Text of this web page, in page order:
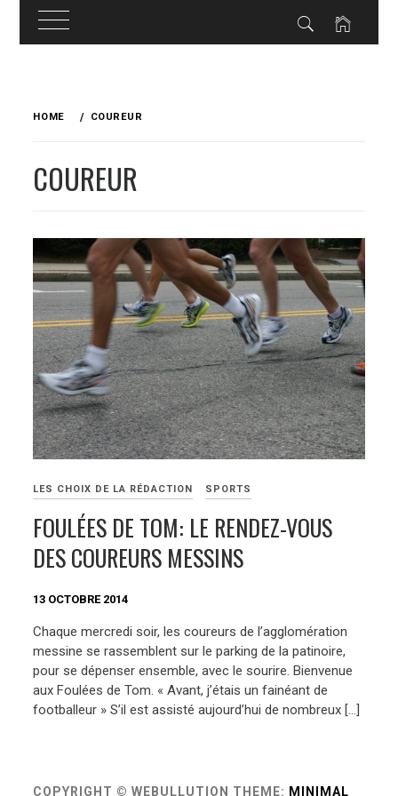
HOME COUREUR
COUREUR
LES CHOIX DE LA RÉDACTION SPORTS
FOULÉES DE TOM: LE RENDEZ-VOUS
DES COUREURS MESSINS
13 OCTOBRE 2014
Chaque mercredi soir, les coureurs de l’agglomération
messine se rassemblent sur le parking de la patinoire,
pour se dépenser ensemble, avec le sourire. Bienvenue
aux Foulées de Tom. « Avant, j’étais un fainéant de
footballeur » S’il est assisté aujourd’hui de nombreux […]
COPYRIGHT © WEBULLUTION THEME: MINIMAL